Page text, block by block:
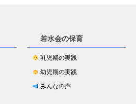
若水会の保育
乳児期の実践
幼児期の実践
みんなの声